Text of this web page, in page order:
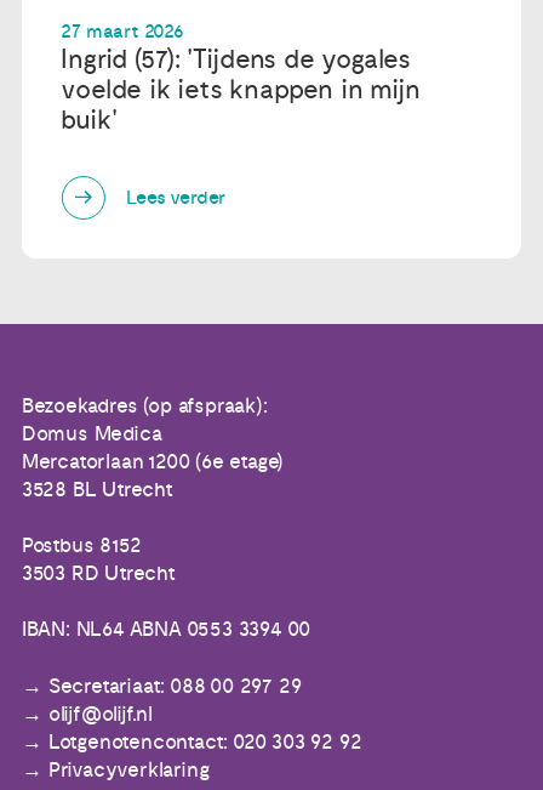
27 maart 2026
Ingrid (57): 'Tijdens de yogales
voelde ik iets knappen in mijn
buik'
Lees verder
Bezoekadres (op afspraak):
Domus Medica
Mercatorlaan 1200 (6e etage)
3528 BL Utrecht
Postbus 8152
3503 RD Utrecht
IBAN: NL64 ABNA 0553 3394 00
Secretariaat: 088 00 297 29
olijf@olijf.nl
Lotgenotencontact: 020 303 92 92
Privacyverklaring